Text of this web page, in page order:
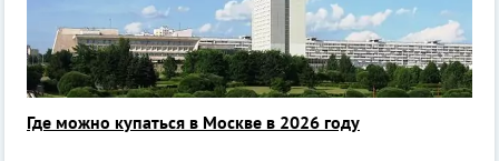
Где можно купаться в Москве в 2026 году